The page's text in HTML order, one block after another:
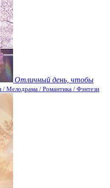
Отличный день, чтобы
Мелодрама / Романтика / Фэнтези